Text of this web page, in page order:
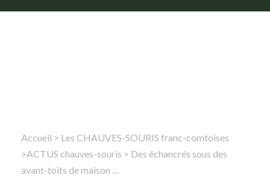
Rechercher
Accueil > Les CHAUVES-SOURIS franc-comtoises
>ACTUS chauves-souris > Des échancrés sous des
avant-toits de maison …